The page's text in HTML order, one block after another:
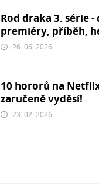
Rod draka 3. série -
premiéry, příběh,
26. 06. 2026
10 hororů na
zaručeně vyděsí!
23. 02. 2026